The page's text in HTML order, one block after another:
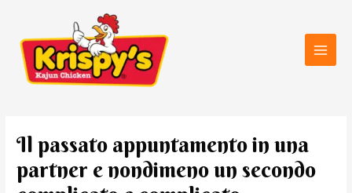
content
Il passato appuntamento in una
partner e nondimeno un secondo